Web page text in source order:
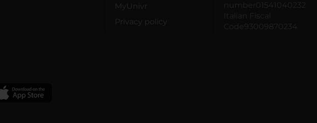
MyUnivr
Privacy policy
number01541040232
Italian Fiscal
Code93009870234